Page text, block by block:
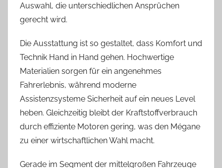
Auswahl, die unterschiedlichen Ansprüchen
gerecht wird.
Die Ausstattung ist so gestaltet, dass Komfort und
Technik Hand in Hand gehen. Hochwertige
Materialien sorgen für ein angenehmes
Fahrerlebnis, während moderne
Assistenzsysteme Sicherheit auf ein neues Level
heben. Gleichzeitig bleibt der Kraftstoffverbrauch
durch effiziente Motoren gering, was den Mégane
zu einer wirtschaftlichen Wahl macht.
Gerade im Segment der mittelgroßen Fahrzeuge